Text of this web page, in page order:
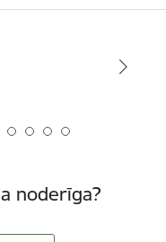
noderīga?